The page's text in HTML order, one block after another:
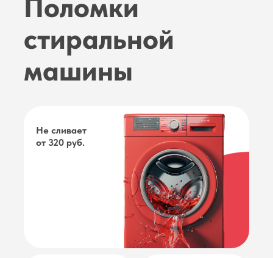
Поломки
стиральной
машины
Не сливает
от 320 руб.